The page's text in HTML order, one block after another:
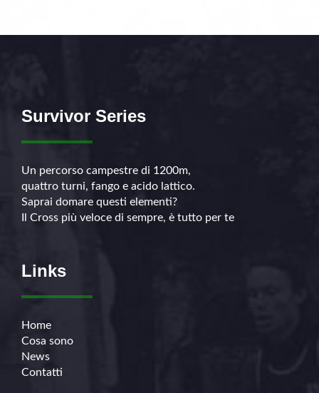
Survivor Series
Un percorso campestre di 1200m,
quattro turni, fango e acido lattico.
Saprai domare questi elementi?
Il Cross più veloce di sempre, è tutto per te
Links
Home
Cosa sono
News
Contatti